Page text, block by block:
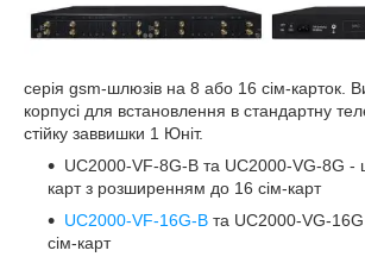
серія gsm-шлюзів на 8 або 16 сім-карток.
корпусі для встановлення в стандартну
стійку заввишки 1 Юніт.
UC2000-VF-8G-B та UC2000-VG-8G -
карт з розширенням до 16 сім-карт
UC2000-VF-16G-B та UC2000-VG-
сім-карт